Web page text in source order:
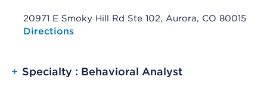
20971 E Smoky Hill Rd Ste 102, Aurora, CO 80015
Opens native map application on mobile devices
Directions
+ Specialty : Behavioral Analyst